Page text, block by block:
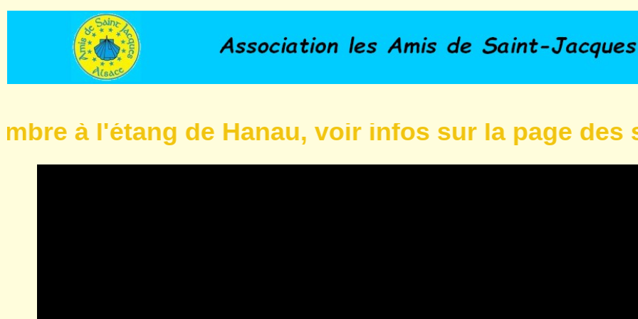
à l'étang de Hanau, voir infos sur la page des